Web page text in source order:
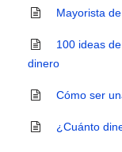
Mayorista
100 ideas
dinero
Cómo ser
¿Cuánto